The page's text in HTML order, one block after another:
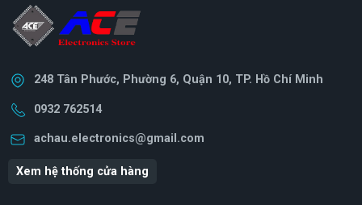
248 Tân Phước, Phường 6, Quận 10, TP. Hồ Chí Minh
0932 762514
achau.electronics@gmail.com
Xem hệ thống cửa hàng